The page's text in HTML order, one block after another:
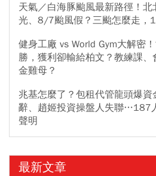
天氣／白海豚颱風最新路徑！
光、8/7颱風假？三颱怎麼走，
健身工廠 vs World Gym大解密
勝，獲利卻輸給柏文？教練課
金雞母？
兆基怎麼了？包租代管龍頭爆
辭、趙姬投資操盤人失聯…187
聲明
最新文章